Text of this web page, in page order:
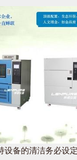
备的清洁务必设